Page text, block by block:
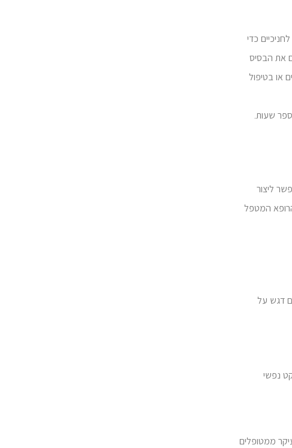
כדי
את הבסיס
או בטיפול
ליצור
המטפל
דגש על
נפשי
ממטופלים